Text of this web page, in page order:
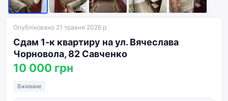
Опубліковано 21 травня 2026 р.
Сдам 1-к квартиру на ул. Вячеслава
Чорновола, 82 Савченко
10 000 грн
Вживане